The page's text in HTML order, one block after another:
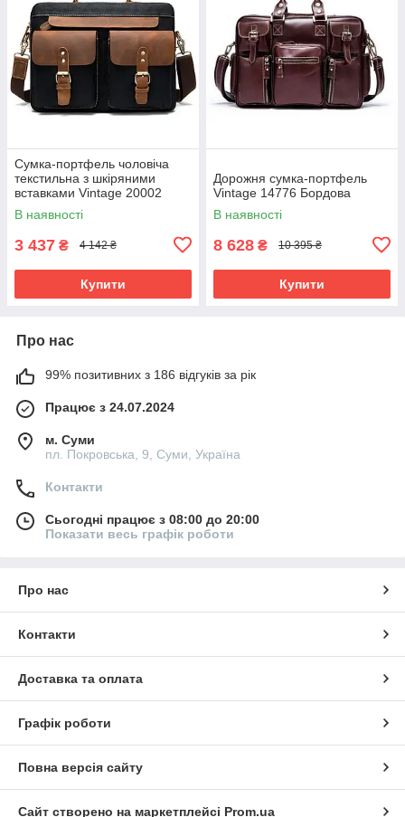
Сумка-портфель чоловіча
текстильна з шкіряними
вставками Vintage 20002
Чорна
В наявності
3 437 ₴ 4 142 ₴
Купити
Дорожня сумка-портфель
Vintage 14776 Бордова
В наявності
8 628 ₴ 10 395 ₴
Купити
Про нас
99% позитивних з 186 відгуків за рік
Працює з 24.07.2024
м. Суми
пл. Покровська, 9, Суми, Україна
Контакти
Сьогодні працює з 08:00 до 20:00
Показати весь графік роботи
Про нас
Контакти
Доставка та оплата
Графік роботи
Повна версія сайту
Сайт створено на маркетплейсі Prom.ua